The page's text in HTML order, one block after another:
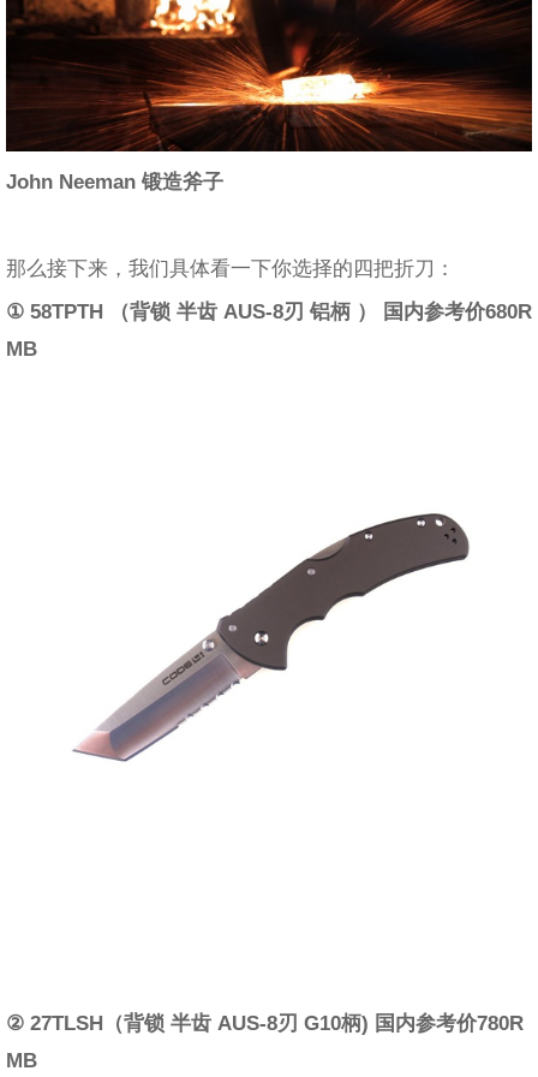
John Neeman 锻造斧子
那么接下来，我们具体看一下你选择的四把折刀：
① 58TPTH （背锁 半齿 AUS-8刃 铝柄 ） 国内参考价680R
MB
② 27TLSH（背锁 半齿 AUS-8刃 G10柄) 国内参考价780R
MB